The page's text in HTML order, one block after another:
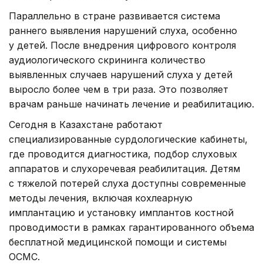
Параллельно в стране развивается система
раннего выявления нарушений слуха, особенно
у детей. После внедрения цифрового контроля
аудиологического скрининга количество
выявленных случаев нарушений слуха у детей
выросло более чем в три раза. Это позволяет
врачам раньше начинать лечение и реабилитацию.
Сегодня в Казахстане работают
специализированные сурдологические кабинеты,
где проводится диагностика, подбор слуховых
аппаратов и слухоречевая реабилитация. Детям
с тяжелой потерей слуха доступны современные
методы лечения, включая кохлеарную
имплантацию и установку имплантов костной
проводимости в рамках гарантированного объема
бесплатной медицинской помощи и системы
ОСМС.